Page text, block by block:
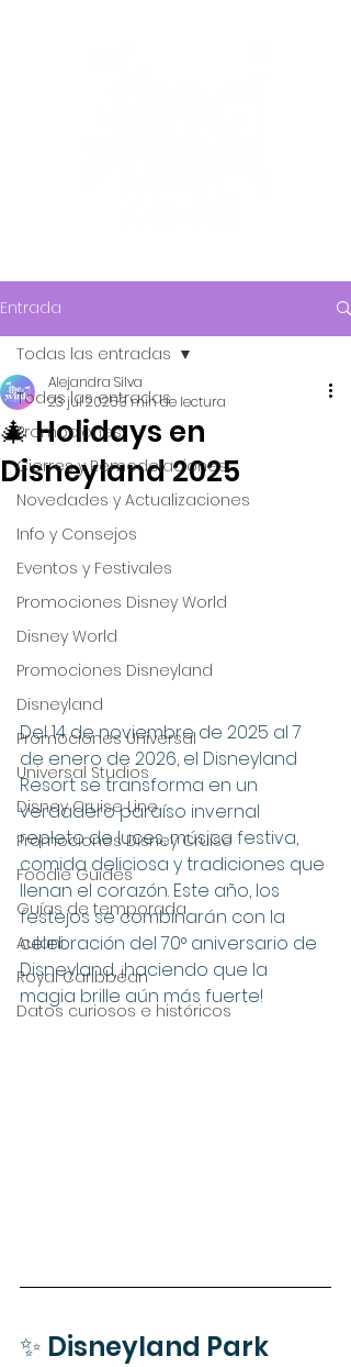
Entrada
Todas las entradas
Promociones
Cierres y Remodelaciones
Novedades y Actualizaciones
Info y Consejos
Eventos y Festivales
Promociones Disney World
Disney World
Promociones Disneyland
Disneyland
Promociones Universal
Universal Studios
Disney Cruise Line
Promociones Disney Cruise
Foodie Guides
Guías de temporada
Aulani
Royal Caribbean
Datos curiosos e históricos
Todas las entradas
🎄 Holidays en
Disneyland 2025
Alejandra Silva
23 jul 20253 min de lectura
Del 14 de noviembre de 2025 al 7
de enero de 2026, el Disneyland
Resort se transforma en un
verdadero paraíso invernal
repleto de luces, música festiva,
comida deliciosa y tradiciones que
llenan el corazón. Este año, los
festejos se combinarán con la
celebración del 70° aniversario de
Disneyland, ¡haciendo que la
magia brille aún más fuerte!
✨ Disneyland Park